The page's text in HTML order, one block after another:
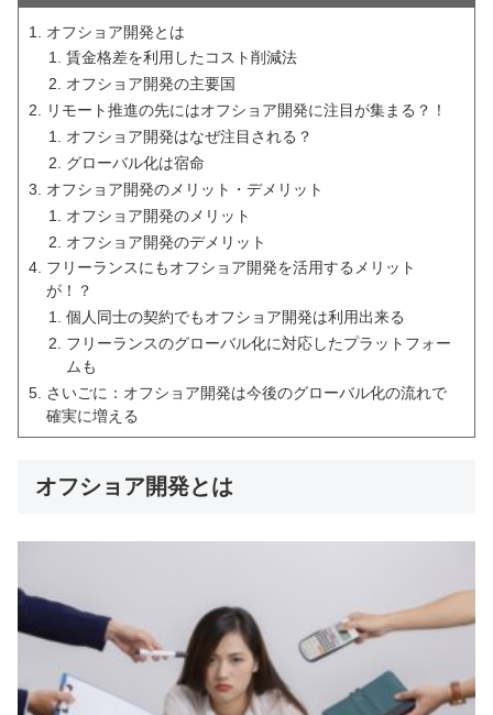
オフショア開発とは
賃金格差を利用したコスト削減法
オフショア開発の主要国
リモート推進の先にはオフショア開発に注目が集まる？！
オフショア開発はなぜ注目される？
グローバル化は宿命
オフショア開発のメリット・デメリット
オフショア開発のメリット
オフショア開発のデメリット
フリーランスにもオフショア開発を活用するメリット
が！？
個人同士の契約でもオフショア開発は利用出来る
フリーランスのグローバル化に対応したプラットフォー
ムも
さいごに：オフショア開発は今後のグローバル化の流れで
確実に増える
オフショア開発とは